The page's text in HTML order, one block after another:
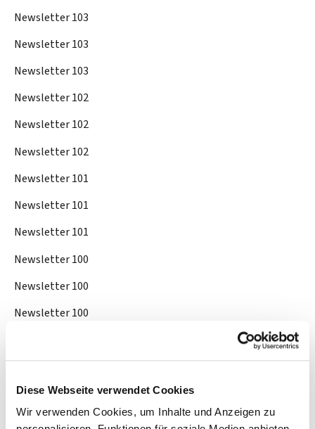
Diese Webseite verwendet Cookies
Wir verwenden Cookies, um Inhalte und Anzeigen zu
Newsletter 103
Newsletter 103
Newsletter 103
Newsletter 102
Newsletter 102
Newsletter 102
Newsletter 101
Newsletter 101
Newsletter 101
Newsletter 100
Newsletter 100
Newsletter 100
Newsletter 56
Newsletter 56
Newsletter 57